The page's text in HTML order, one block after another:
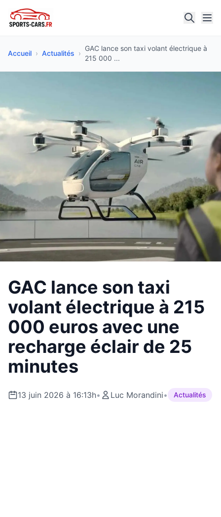
Accueil › Actualités ›
GAC lance son taxi volant électrique à
215 000 ...
GAC lance son taxi
volant électrique à 215
000 euros avec une
recharge éclair de 25
minutes
13 juin 2026 à 16:13h• Luc Morandini• Actualités